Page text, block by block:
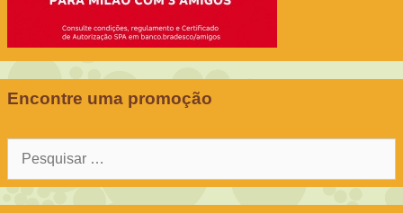
Encontre uma promoção
Pesquisar